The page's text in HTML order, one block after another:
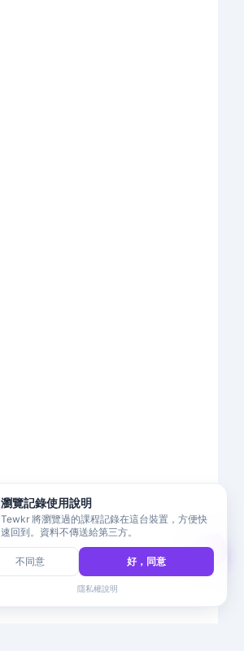
瀏覽記錄使用說明
Tewkr 將瀏覽過的課程記錄在這台裝置，方便快
速回到。資料不傳送給第三方。
不同意 好，同意
隱私權說明